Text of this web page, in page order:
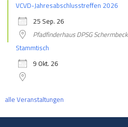
VCVD-Jahresabschlusstreffen 2026
25 Sep. 26
Pfadfinderhaus DPSG Schermbeck
Stammtisch
9 Okt. 26
alle Veranstaltungen